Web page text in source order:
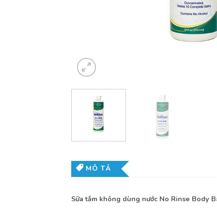
MÔ TẢ
Sữa tắm không dùng nước No Rinse Body